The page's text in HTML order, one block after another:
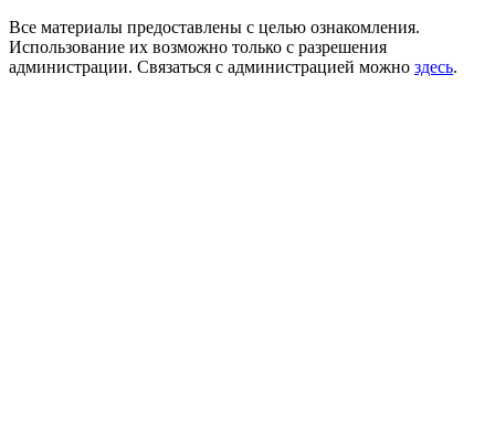
Все материалы предоставлены с целью ознакомления.
Использование их возможно только с разрешения
администрации. Связаться с администрацией можно здесь.